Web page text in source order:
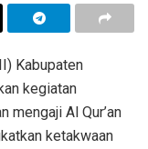
Kabupaten
kegiatan
mengaji Al Qur’an
ketakwaan